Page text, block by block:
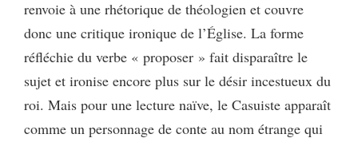
renvoie à une rhétorique de théologien et couvre
donc une critique ironique de l’Église. La forme
réfléchie du verbe « proposer » fait disparaître le
sujet et ironise encore plus sur le désir incestueux du
roi. Mais pour une lecture naïve, le Casuiste apparaît
comme un personnage de conte au nom étrange qui